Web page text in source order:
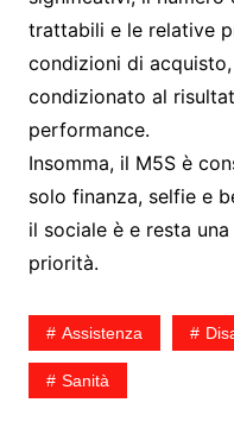
trattabili e le relative
condizioni di
condizionato al
performance.
Insomma, il M5S è
solo finanza, selfie e
il sociale è e resta
priorità.
Assistenza
Sanità